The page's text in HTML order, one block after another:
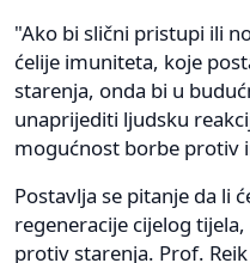
"Ako bi slični pristupi ili
ćelije imuniteta, koje
starenja, onda bi u
unaprijediti ljudsku
mogućnost borbe protiv
Postavlja se pitanje da li
regeneracije cijelog
protiv starenja. Prof.